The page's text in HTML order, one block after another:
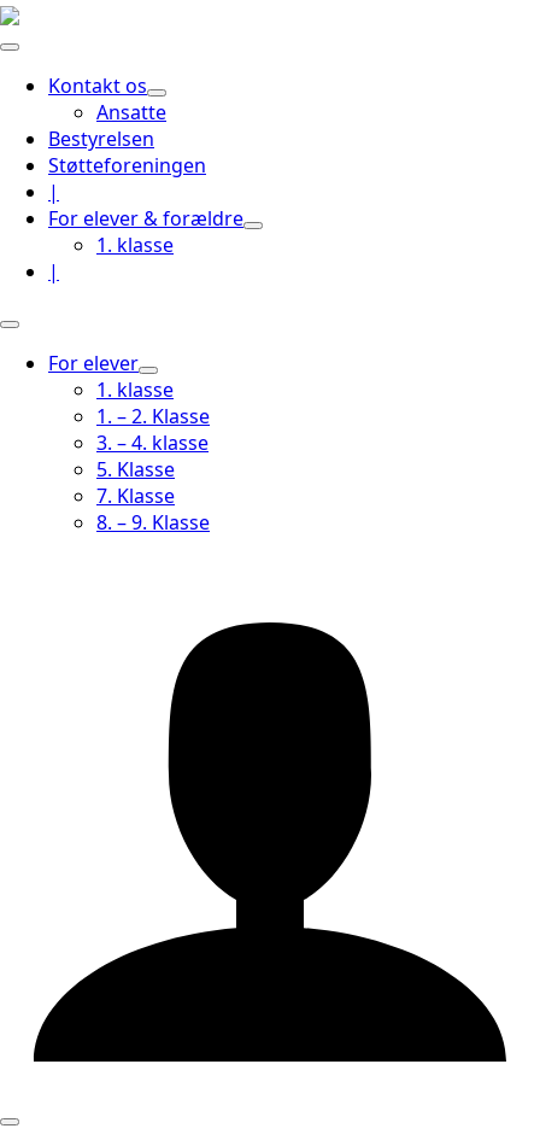
Kontakt os
Ansatte
Bestyrelsen
Støtteforeningen
|
For elever & forældre
1. klasse
|
For elever
1. klasse
1. – 2. Klasse
3. – 4. klasse
5. Klasse
7. Klasse
8. – 9. Klasse